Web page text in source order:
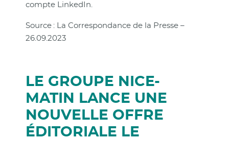
compte LinkedIn.
Source : La Correspondance de la Presse –
26.09.2023
LE GROUPE NICE-
MATIN LANCE UNE
NOUVELLE OFFRE
ÉDITORIALE LE